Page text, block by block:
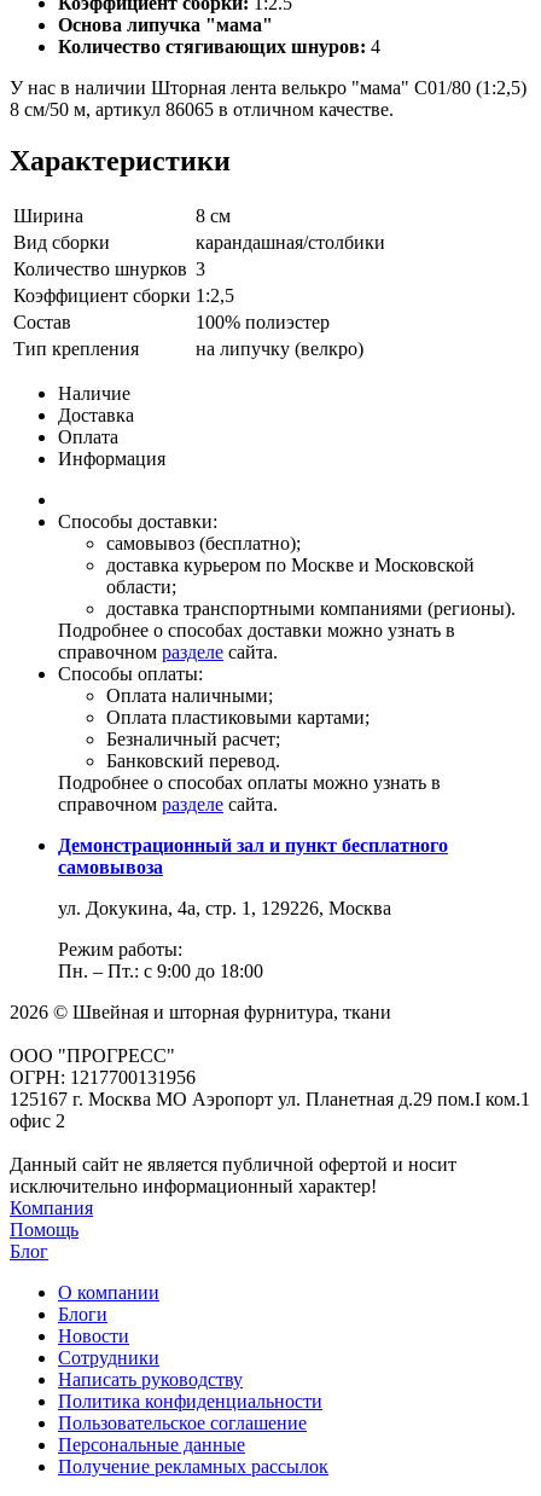
Основа липучка "мама"
Количество стягивающих шнуров: 4
У нас в наличии Шторная лента велькро "мама" C01/80 (1:2,5)
8 см/50 м, артикул 86065 в отличном качестве.
Характеристики
Ширина
8 см
Вид сборки
карандашная/столбики
Количество шнурков 3
Коэффициент сборки 1:2,5
Состав
100% полиэстер
Тип крепления
на липучку (велкро)
Наличие
Доставка
Оплата
Информация
Способы доставки:
самовывоз (бесплатно);
доставка курьером по Москве и Московской
области;
доставка транспортными компаниями (регионы).
Подробнее о способах доставки можно узнать в
справочном разделе сайта.
Способы оплаты:
Оплата наличными;
Оплата пластиковыми картами;
Безналичный расчет;
Банковский перевод.
Подробнее о способах оплаты можно узнать в
справочном разделе сайта.
Демонстрационный зал и пункт бесплатного
самовывоза
ул. Докукина, 4а, стр. 1, 129226, Москва
Режим работы:
Пн. – Пт.: с 9:00 до 18:00
2026 © Швейная и шторная фурнитура, ткани
ООО "ПРОГРЕСС"
ОГРН: 1217700131956
125167 г. Москва МО Аэропорт ул. Планетная д.29 пом.I ком.1
офис 2
Данный сайт не является публичной офертой и носит
исключительно информационный характер!
Компания
Помощь
Блог
О компании
Блоги
Новости
Сотрудники
Написать руководству
Политика конфиденциальности
Пользовательское соглашение
Персональные данные
Получение рекламных рассылок